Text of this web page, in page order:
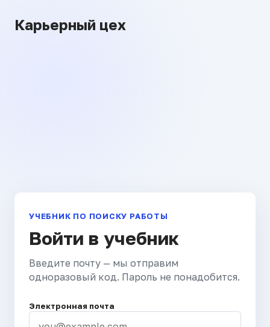
Карьерный цех
УЧЕБНИК ПО ПОИСКУ РАБОТЫ
Войти в учебник
Введите почту — мы отправим
одноразовый код. Пароль не понадобится.
Электронная почта